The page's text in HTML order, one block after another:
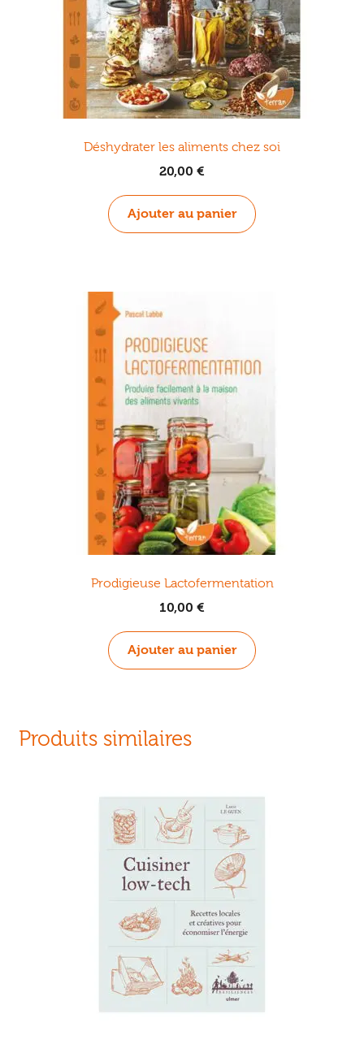
Déshydrater les aliments chez soi
20,00 €
Ajouter au panier
Prodigieuse Lactofermentation
10,00 €
Ajouter au panier
Produits similaires